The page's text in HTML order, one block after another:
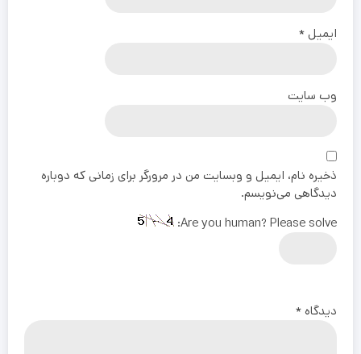
ایمیل*
وب‌ سایت
ذخیره نام، ایمیل و وبسایت من در مرورگر برای زمانی که دوباره
دیدگاهی می‌نویسم.
Are you human? Please solve:
دیدگاه *